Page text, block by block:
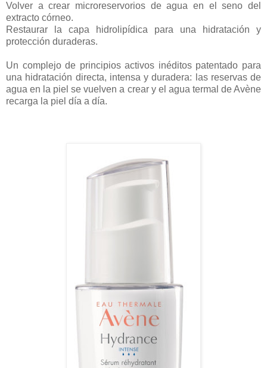
Volver a crear microreservorios de agua en el seno del
extracto córneo.
Restaurar la capa hidrolipídica para una hidratación y
protección duraderas.
Un complejo de principios activos inéditos patentado para
una hidratación directa, intensa y duradera: las reservas de
agua en la piel se vuelven a crear y el agua termal de Avène
recarga la piel día a día.